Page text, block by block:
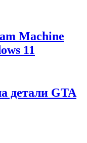
Machine
11
детали GTA